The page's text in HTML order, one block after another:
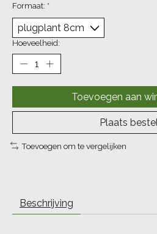
Formaat: *
Hoeveelheid:
Toevoegen aan
Plaats
Toevoegen om te vergelijken
Beschrijving